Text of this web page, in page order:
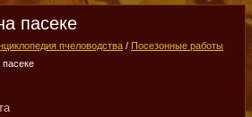
пасеке
пчеловодства / Посезонные работы